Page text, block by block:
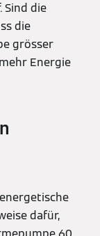
Sind die
die
grösser
Energie
dafür,